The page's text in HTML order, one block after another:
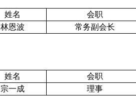
姓名
会职
林恩波
常务副会长
姓名
会职
宗一成
理事